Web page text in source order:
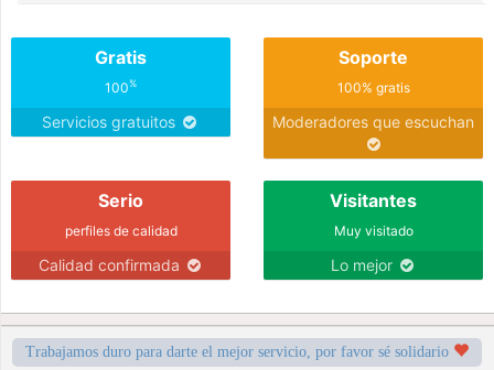
Gratis
100%
Servicios gratuitos
Soporte
100% gratis
Moderadores que escuchan
Serio
perfiles de calidad
Calidad confirmada
Visitantes
Muy visitado
Lo mejor
Trabajamos duro para darte el mejor servicio, por favor sé solidario